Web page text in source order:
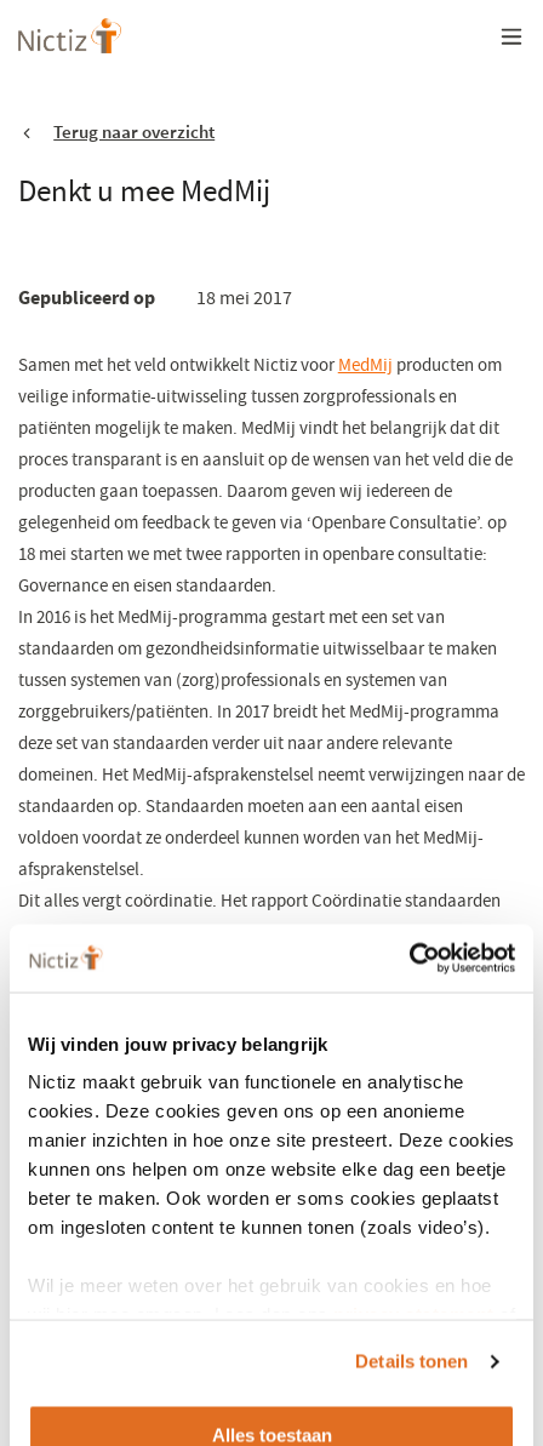
Wij vinden jouw privacy belangrijk
Nictiz maakt gebruik van functionele en analytische
cookies. Deze cookies geven ons op een anonieme
manier inzichten in hoe onze site presteert. Deze cookies
kunnen ons helpen om onze website elke dag een beetje
beter te maken. Ook worden er soms cookies geplaatst
om ingesloten content te kunnen tonen (zoals video’s).
Wil je meer weten over het gebruik van cookies en hoe
Details tonen
Alles toestaan
Overslaan
en
gaanTerug naar overzicht
Denkt u mee MedMij
Gepubliceerd op 18 mei 2017
​​Samen met het veld ontwikkelt Nictiz voorMedMij (opent
in
een
nieuw
venster)
producten om
veilige informatie-uitwisseling tussen zorgprofessionals en
patiënten mogelijk te maken. MedMij vindt het belangrijk dat dit
proces transparant is en aansluit op de wensen van het veld die de
producten gaan toepassen. Daarom geven wij iedereen de
gelegenheid om feedback te geven via ‘Openbare Consultatie’. op
18 mei starten we met twee rapporten in openbare consultatie:
Governance en eisen standaarden.
In 2016 is het MedMij-programma gestart met een set van
standaarden om gezondheidsinformatie uitwisselbaar te maken
tussen systemen van (zorg)professionals en systemen van
zorggebruikers/patiënten. In 2017 breidt het MedMij-programma
deze set van standaarden verder uit naar andere relevante
domeinen. Het MedMij-afsprakenstelsel neemt verwijzingen naar de
standaarden op. Standaarden moeten aan een aantal eisen
voldoen voordat ze onderdeel kunnen worden van het MedMij-
afsprakenstelsel.
​Dit alles vergt coördinatie. Het rapport Coördinatie standaarden
ontwikkelen en indienen van standaarden (rollen, toetsingsproces
Wij nodigen u van harte uit om uw feedback over deze twee
rapporten tussen 18 mei en 29 juni 2017 te geven. Op deMedMij-
website(opent
in
nieuw
vindt u de rapporten en de bijbehorende
feedbackprocedure.
​​​Meer informatie
MedMij-stelsel, dan kunt u contact opnemen metIrene van